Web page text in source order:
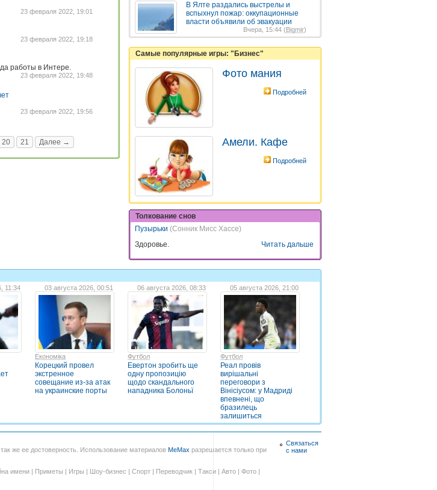
23 февраля 2022, 19:01
23 февраля 2022, 19:18
работы в Интере.
23 февраля 2022, 19:48
23 февраля 2022, 19:56
20 21 Далее →
В Ялте раздались выстрелы и
вспыхнул пожар: оккупационные
власти объявили об эвакуации
Вчера, 15:44 (Bigmir)
Самые популярные игры: "Бизнес"
Фото мания
Подробней
Амели. Кафе
Подробней
Толкование снов
Пузырьки (Сонник Мисс Хассе)
Здоровье.
Читать дальше
11:34 03 августа 2026, 00:51
Економіка
Корецкий провел
экстренное
совещание из-за атак
на украинские порты
06 августа 2026, 08:33
Футбол
Евертон зробить ще
одну пропозицію
щодо скандального
нападника Болоньї
05 августа 2026, 21:00
Футбол
Реал провів
вирішальні
переговори з
Вінісіусом: у Мадриді
впевнені, що
бразилець
залишиться
же ее достоверность. Использование материалов MeMax разрешается только при
имени | Приметы | Игры | Шоу-бизнес | Спорт | Переводчик | Такси | Авто | Фото |
Связаться
с нами